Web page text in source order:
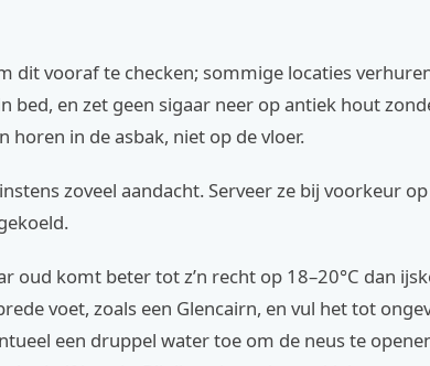
dit vooraf te checken; sommige locaties
bed, en zet geen sigaar neer op antiek hout
horen in de asbak, niet op de vloer.
zoveel aandacht. Serveer ze bij voorkeur op
oud komt beter tot z’n recht op 18–20°C dan
voet, zoals een Glencairn, en vul het tot
een druppel water toe om de neus te